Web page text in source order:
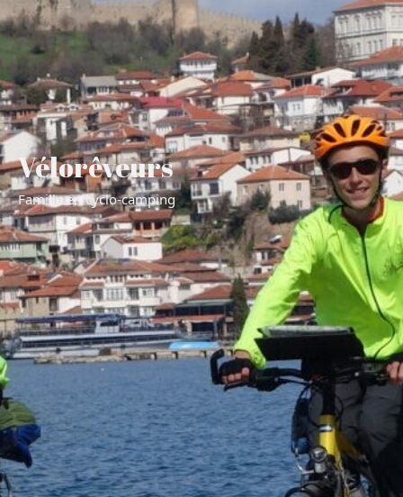
Vélorêveurs
Famille en cyclo-camping